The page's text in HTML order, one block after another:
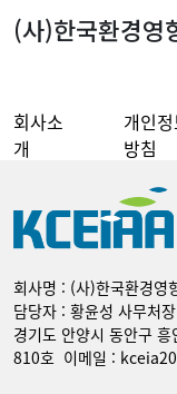
(사)한국환경영
회사소
개
개인
방침
회사명 : (사)한국환경영
담당자 : 황윤성 사무처
경기도 안양시 동안구
810호 이메일 :